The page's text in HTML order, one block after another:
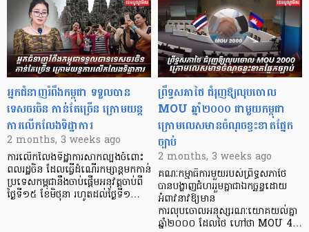
អ្នកជំនាញរំពឹងកម្ពុជា ទទួលបាន
ទេសចរចិន កាន់តែច្រើន ក្រោមយន្ត
ការលើកលែងទិដ្ឋាការ
2 months, 3 weeks ago
ការលើកលែងទិដ្ឋាការសាកល្បងចំពោះ
ពលរដ្ឋចិន ដែលធ្វើដំណើរកម្សាន្តមកកាន់
ប្រទេសកម្ពុជានឹងចាប់ផ្ដើមអនុវត្តចាប់ពី
ថ្ងៃទី១៥ ខែមិថុនា រហូតដល់ថ្ងៃទី១…
​ព្រឹទ្ធសភាថៃ ជំរុញឱ្យលុបចោល
MOU ឆ្នាំ២០០០ ជាមួយកម្ពុជា
ក្រោមលេសមានចំណុចខ្វះខាតផ្នែក
ច្បាប់
2 months, 3 weeks ago
គណៈកម្មាធិការមួយរបស់ព្រឹទ្ធសភាថៃ
បានបង្ហាញជំហររួមគ្នាជាឯកច្ឆន្ទ​ដោយ
អំពាវនាវឱ្យមាន
ការលុបចោលអនុស្សរណៈយោគយល់គ្នា
ឆ្នាំ២០០០ ដែលថៃ ហៅថា MOU 4…